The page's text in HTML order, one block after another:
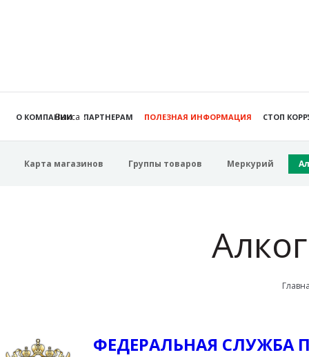
Выкса
О КОМПАНИИ ПАРТНЕРАМ ПОЛЕЗНАЯ ИНФОРМАЦИЯ СТОП
Карта магазинов Группы товаров Меркурий
ФЕДЕРАЛЬНАЯ СЛУЖБА